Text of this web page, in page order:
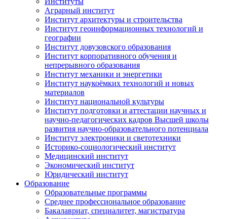
Аграрный институт
Институт архитектуры и строительства
Институт геоинформационных технологий и
географии
Институт довузовского образования
Институт корпоративного обучения и
непрерывного образования
Институт механики и энергетики
Институт наукоёмких технологий и новых
материалов
Институт национальной культуры
Институт подготовки и аттестации научных и
научно-педагогических кадров Высшей школы
развития научно-образовательного потенциала
Институт электроники и светотехники
Историко-социологический институт
Медицинский институт
Экономический институт
Юридический институт
Образование
Образовательные программы
Среднее профессиональное образование
Бакалавриат, специалитет, магистратура